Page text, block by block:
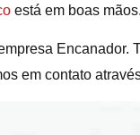
está em boas
em contato